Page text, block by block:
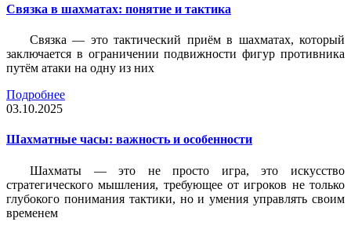
Связка в шахматах: понятие и тактика
Связка — это тактический приём в шахматах, который
заключается в ограничении подвижности фигур противника
путём атаки на одну из них
Подробнее
03.10.2025
Шахматные часы: важность и особенности
Шахматы — это не просто игра, это искусство
стратегического мышления, требующее от игроков не только
глубокого понимания тактики, но и умения управлять своим
временем